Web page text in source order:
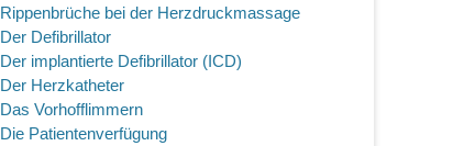
Rippenbrüche bei der Herzdruckmassage
Der Defibrillator
Der implantierte Defibrillator (ICD)
Der Herzkatheter
Das Vorhofflimmern
Die Patientenverfügung